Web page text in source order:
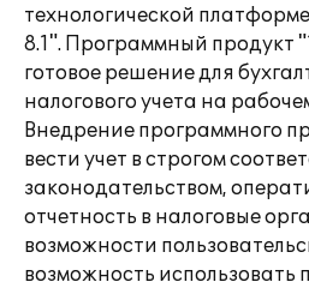
технологической
8.1". Программный продукт
готовое решение для
налогового учета на
Внедрение программного
вести учет в строгом
законодательством,
отчетность в налоговые
возможности
возможность использовать